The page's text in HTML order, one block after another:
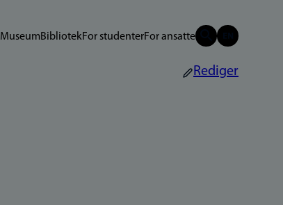
MuseumBibliotekFor studenterFor ansatte
Rediger